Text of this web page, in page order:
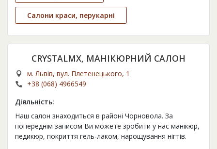
Салони краси, перукарні
CRYSTALMX, МАНІКЮРНИЙ САЛОН
м. Львів, вул. Плетенецького, 1
+38 (068) 4966549
Діяльність:
Наш салон знаходиться в районі Чорновола. За
попереднім записом Ви можете зробити у нас манікюр,
педикюр, покриття гель-лаком, нарощування нігтів.